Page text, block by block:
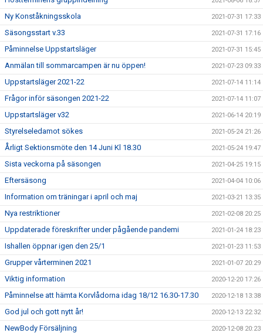
Ny Konståkningsskola 2021-07-31 17:33
Säsongsstart v.33 2021-07-31 17:16
Påminnelse Uppstartsläger 2021-07-31 15:45
Anmälan till sommarcampen är nu öppen! 2021-07-23 09:33
Uppstartsläger 2021-22 2021-07-14 11:14
Frågor inför säsongen 2021-22 2021-07-14 11:07
Uppstartsläger v32 2021-06-14 20:19
Styrelseledamot sökes 2021-05-24 21:26
Årligt Sektionsmöte den 14 Juni Kl 18.30 2021-05-24 19:47
Sista veckorna på säsongen 2021-04-25 19:15
Eftersäsong 2021-04-04 10:06
Information om träningar i april och maj 2021-03-21 13:35
Nya restriktioner 2021-02-08 20:25
Uppdaterade föreskrifter under pågående pandemi 2021-01-24 18:23
Ishallen öppnar igen den 25/1 2021-01-23 11:53
Grupper vårterminen 2021 2021-01-07 20:29
Viktig information 2020-12-20 17:26
Påminnelse att hämta Korvlådorna idag 18/12 16.30-17.30 2020-12-18 13:38
God jul och gott nytt år! 2020-12-13 22:32
NewBody Försäljning 2020-12-08 20:23